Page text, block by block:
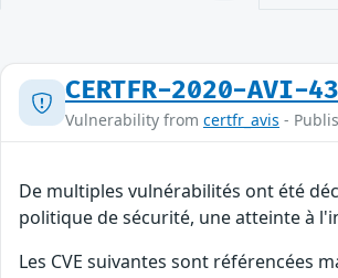
CERTFR-2020-AVI-
Vulnerability from certfr_avis -
De multiples vulnérabilités ont été
politique de sécurité, une atteinte à
Les CVE suivantes sont référencées